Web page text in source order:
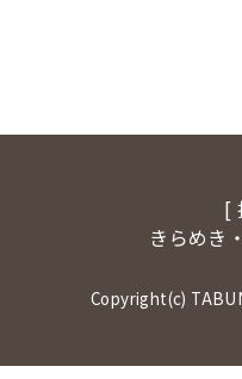
[
きらめき
Copyright(c)